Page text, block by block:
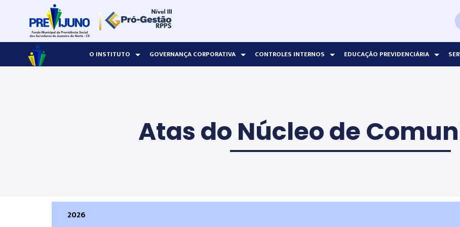
O INSTITUTO GOVERNANÇA CORPORATIVA CONTROLES INTERNOS EDUCAÇÃO PREVIDENCIÁRIA
Atas do Núcleo de
2026